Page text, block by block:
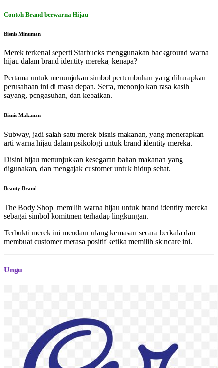
Contoh Brand berwarna Hijau
Bisnis Minuman
Merek terkenal seperti Starbucks menggunakan background warna
hijau dalam brand identity mereka, kenapa?
Pertama untuk menunjukan simbol pertumbuhan yang diharapkan
perusahaan ini di masa depan. Serta, menonjolkan rasa kasih
sayang, pengasuhan, dan kebaikan.
Bisnis Makanan
Subway, jadi salah satu merek bisnis makanan, yang menerapkan
arti warna hijau dalam psikologi untuk brand identity mereka.
Disini hijau menunjukkan kesegaran bahan makanan yang
digunakan, dan mengajak customer untuk hidup sehat.
Beauty Brand
The Body Shop, memilih warna hijau untuk brand identity mereka
sebagai simbol komitmen terhadap lingkungan.
Terbukti merek ini mendaur ulang kemasan secara berkala dan
membuat customer merasa positif ketika memilih skincare ini.
Ungu